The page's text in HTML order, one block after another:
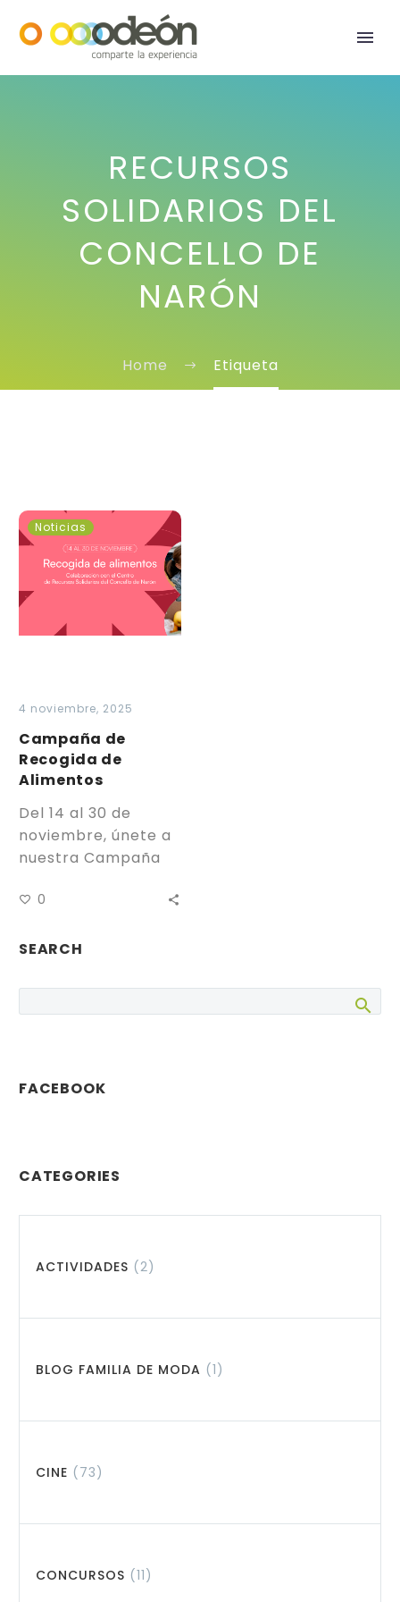
RECURSOS
SOLIDARIOS DEL
CONCELLO DE
NARÓN
Home Etiqueta
Campaña
de
Recogida
de
Alimentos
Noticias
4 noviembre, 2025
Campaña de
Recogida de
Alimentos
Del 14 al 30 de
noviembre, únete a
nuestra Campaña
Alimentos en
Centro de…
0
SEARCH
FACEBOOK
CATEGORIES
ACTIVIDADES (2)
BLOG FAMILIA DE MODA (1)
CINE (73)
CONCURSOS (11)